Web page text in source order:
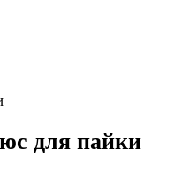
для пайки